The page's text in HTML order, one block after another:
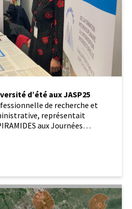
d’été aux JASP25
de recherche et
représentait
aux Journées